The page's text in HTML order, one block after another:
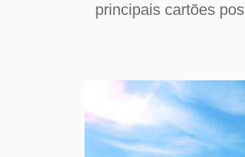
principais cartões